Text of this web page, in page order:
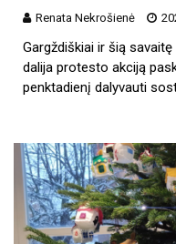
Renata Nekrošienė
Gargždiškiai ir šią
dalija protesto akciją
penktadienį dalyvauti